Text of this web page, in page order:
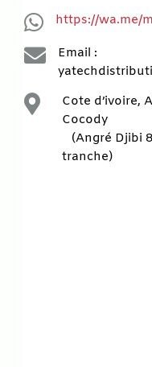
 https://wa.me/

Email :

Cote d’ivoire,
Cocody
(Angré Djibi
tranche)